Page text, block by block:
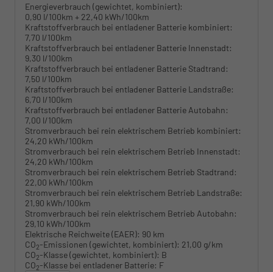
Energieverbrauch (gewichtet, kombiniert):
0,90 l/100km + 22,40 kWh/100km
Kraftstoffverbrauch bei entladener Batterie kombiniert:
7,70 l/100km
Kraftstoffverbrauch bei entladener Batterie Innenstadt:
9,30 l/100km
Kraftstoffverbrauch bei entladener Batterie Stadtrand:
7,50 l/100km
Kraftstoffverbrauch bei entladener Batterie Landstraße:
6,70 l/100km
Kraftstoffverbrauch bei entladener Batterie Autobahn:
7,00 l/100km
Stromverbrauch bei rein elektrischem Betrieb kombiniert:
24,20 kWh/100km
Stromverbrauch bei rein elektrischem Betrieb Innenstadt:
24,20 kWh/100km
Stromverbrauch bei rein elektrischem Betrieb Stadtrand:
22,00 kWh/100km
Stromverbrauch bei rein elektrischem Betrieb Landstraße:
21,90 kWh/100km
Stromverbrauch bei rein elektrischem Betrieb Autobahn:
29,10 kWh/100km
Elektrische Reichweite (EAER): 90 km
CO2-Emissionen (gewichtet, kombiniert): 21,00 g/km
CO2-Klasse (gewichtet, kombiniert): B
CO2-Klasse bei entladener Batterie: F